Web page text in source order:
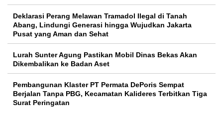
Deklarasi Perang Melawan Tramadol Ilegal di Tanah
Abang, Lindungi Generasi hingga Wujudkan Jakarta
Pusat yang Aman dan Sehat
Lurah Sunter Agung Pastikan Mobil Dinas Bekas Akan
Dikembalikan ke Badan Aset
Pembangunan Klaster PT Permata DePoris Sempat
Berjalan Tanpa PBG, Kecamatan Kalideres Terbitkan Tiga
Surat Peringatan